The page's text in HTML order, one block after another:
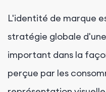
L'identité de marque
stratégie globale
important dans la
perçue par les